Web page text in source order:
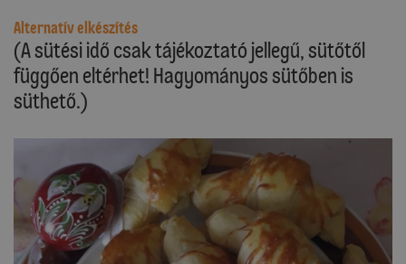
Alternatív elkészítés
(A sütési idő csak tájékoztató jellegű, sütőtől
függően eltérhet! Hagyományos sütőben is
süthető.)